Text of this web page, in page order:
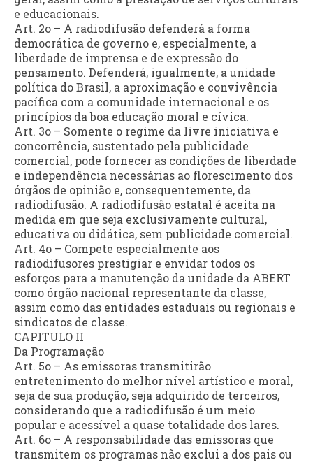
e educacionais.
Art. 2o – A radiodifusão defenderá a forma
democrática de governo e, especialmente, a
liberdade de imprensa e de expressão do
pensamento. Defenderá, igualmente, a unidade
política do Brasil, a aproximação e convivência
pacífica com a comunidade internacional e os
princípios da boa educação moral e cívica.
Art. 3o – Somente o regime da livre iniciativa e
concorrência, sustentado pela publicidade
comercial, pode fornecer as condições de liberdade
e independência necessárias ao florescimento dos
órgãos de opinião e, consequentemente, da
radiodifusão. A radiodifusão estatal é aceita na
medida em que seja exclusivamente cultural,
educativa ou didática, sem publicidade comercial.
Art. 4o – Compete especialmente aos
radiodifusores prestigiar e envidar todos os
esforços para a manutenção da unidade da ABERT
como órgão nacional representante da classe,
assim como das entidades estaduais ou regionais e
sindicatos de classe.
CAPITULO II
Da Programação
Art. 5o – As emissoras transmitirão
entretenimento do melhor nível artístico e moral,
seja de sua produção, seja adquirido de terceiros,
considerando que a radiodifusão é um meio
popular e acessível a quase totalidade dos lares.
Art. 6o – A responsabilidade das emissoras que
transmitem os programas não exclui a dos pais ou